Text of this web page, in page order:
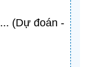
(Dự đoán -